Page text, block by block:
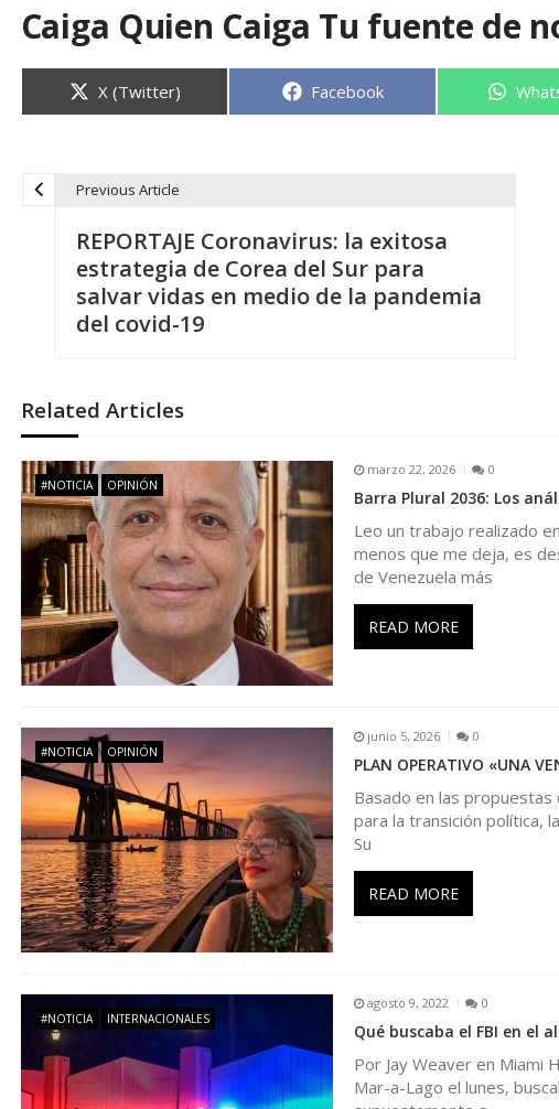
Caiga Quien Caiga Tu fuente de
Compartir
en
X (Twitter) Compartir
Facebook
g
a
c
i
ó
d
e
e
n
t
r
Previous Article
REPORTAJE Coronavirus: la exitosa
estrategia de Corea del Sur para
salvar vidas en medio de la pandemia
del covid-19
Related Articles
#NOTICIA OPINIÓN
marzo 22, 2026 0
Barra Plural 2036: Los
Leo un trabajo realizado
menos que me deja, es
de Venezuela más
READ MORE
#NOTICIA OPINIÓN
junio 5, 2026 0
PLAN OPERATIVO «UNA
Basado en las propuestas
para la transición política,
Su
READ MORE
#NOTICIA INTERNACIONALES
agosto 9, 2022 0
Qué buscaba el FBI en el
Por Jay Weaver en Miami
Mar-a-Lago el lunes,